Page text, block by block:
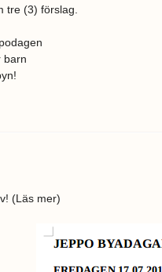
tre (3) förslag.
barn
(Läs mer)
07-01 15:19:02.png